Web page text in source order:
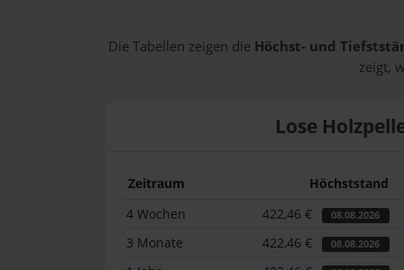
Die Tabellen zeigen die Höchst- und
zeigt,
Lose
Zeitraum Höchststand
4 Wochen
422,46 € 08.08.2026
3 Monate 422,46 € 08.08.2026